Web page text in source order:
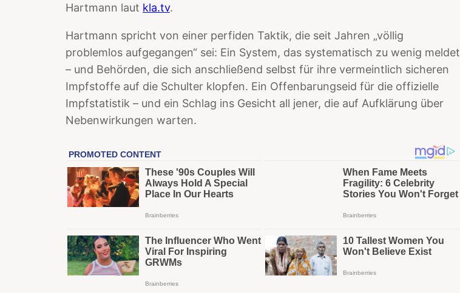
Hartmann laut kla.tv.
Hartmann spricht von einer perfiden Taktik, die seit Jahren „völlig
problemlos aufgegangen“ sei: Ein System, das systematisch zu wenig meldet
– und Behörden, die sich anschließend selbst für ihre vermeintlich sicheren
Impfstoffe auf die Schulter klopfen. Ein Offenbarungseid für die offizielle
Impfstatistik – und ein Schlag ins Gesicht all jener, die auf Aufklärung über
Nebenwirkungen warten.